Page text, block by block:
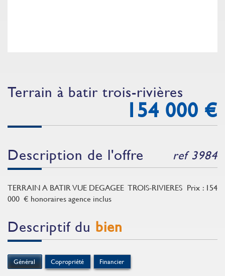
terrain à batir trois-rivières
154 000 €
description de l'offre ref 3984
TERRAIN A BATIR VUE DEGAGEE TROIS-RIVIERES Prix : 154
000 € honoraires agence inclus
descriptif du bien
Général Copropriété Financier